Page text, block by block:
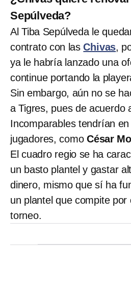
Sepúlveda?
Al Tiba Sepúlveda le
contrato con lasChivas,
ya le habría lanzado una
continue portando la
Sin embargo, aún no se
a Tigres, pues de acuerdo
Incomparables tendrían
jugadores, comoCésar
El cuadro regio se ha
un basto plantel y gastar
dinero, mismo que sí ha
un plantel que compite
torneo.